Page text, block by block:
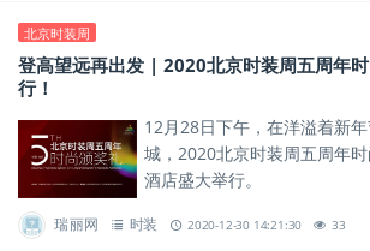
北京时装周
登高望远再出发 | 2020北京时装周五周年
行！
12月28日下午，在洋溢着新
城，2020北京时装周五周年
酒店盛大举行。
瑞丽网 时装 2020-12-30 14:21:30 33